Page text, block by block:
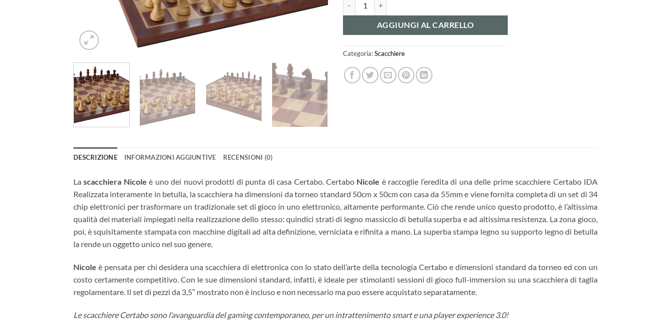
AGGIUNGI AL CARRELLO
Categoria:Scacchiere
DESCRIZIONE INFORMAZIONI AGGIUNTIVE RECENSIONI (0)
La scacchiera Nicoleè uno dei nuovi prodotti di punta di casa Certabo. Certabo Nicole è raccoglie l’eredita di una delle prime scacchiere Certabo IDA
Realizzata interamente in betulla, la scacchiera ha dimensioni da torneo standard 50cm x 50cm con casa da 55mm e viene fornita completa di un set di 34
chip elettronici per trasformare un tradizionale set di gioco in uno elettronico, altamente performante. Ciò che rende unico questo prodotto, è l’altissima
qualità dei materiali impiegati nella realizzazione dello stesso: quindici strati di legno massiccio di betulla superba e ad altissima resistenza. La zona gioco,
poi, è squisitamente stampata con macchine digitali ad alta definizione, verniciata e rifinita a mano. La superba stampa legno su supporto legno di betulla
la rende un oggetto unico nel suo genere.
Nicole è pensata per chi desidera una scacchiera di elettronica con lo stato dell’arte della tecnologia Certabo e dimensioni standard da torneo ed con un
costo certamente competitivo. Con le sue dimensioni standard, infatti, è ideale per stimolanti sessioni di gioco full-immersion su una scacchiera di taglia
regolamentare. Il set di pezzi da 3,5″ mostrato non è incluso e non necessario ma puo essere acquistato separatamente.
Le scacchiere Certabo sono l’avanguardia del gaming contemporaneo, per un intrattenimento smart e una player experience 3.0!